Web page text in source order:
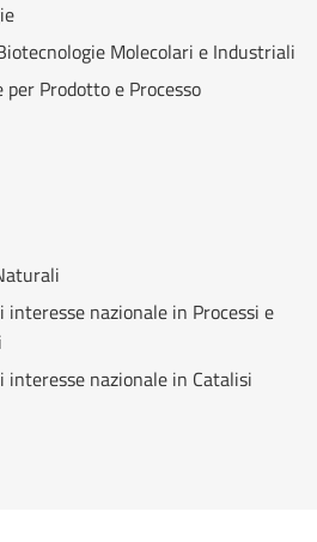
Molecolari e Industriali
Prodotto e Processo
nazionale in Processi e
interesse nazionale in Catalisi